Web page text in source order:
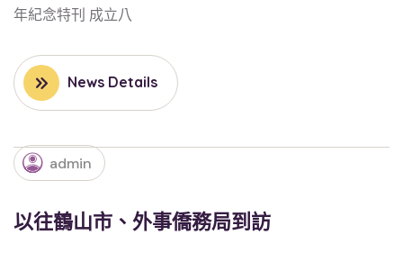
年紀念特刊 成立八
News Details
admin
以往鶴山市、外事僑務局到訪